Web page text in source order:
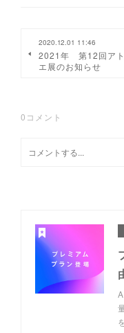
2020.12.01 11:46
2021年 第12回アト
エ展のお知らせ
0 コメント